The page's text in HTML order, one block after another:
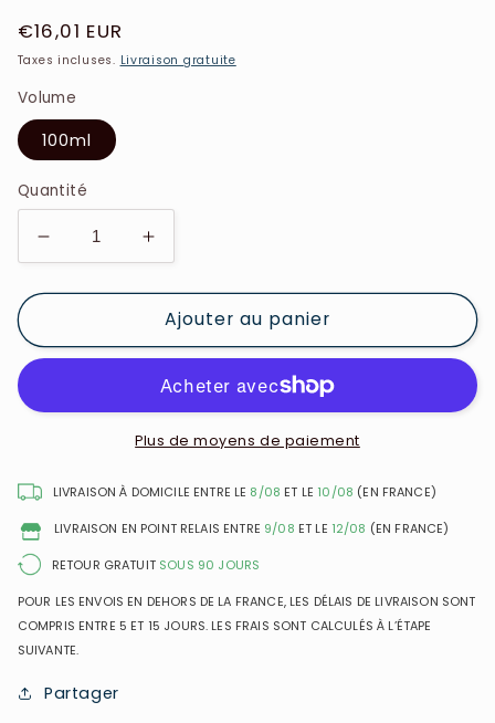
Prix
habituel
€16,01 EUR
Taxes incluses. Livraison gratuite
Volume
100ml
Quantité
Réduire
la
quantité
Pascal
Pure
Eau
Toilette
pour
Augmenter
la
quantité
de
Pascal
Pure
Essence
Eau
Toilette
pour
Ajouter au panier
Plus de moyens de paiement
LIVRAISON À DOMICILE ENTRE LE 8/08 ET LE 10/08 (EN FRANCE)
LIVRAISON EN POINT RELAIS ENTRE 9/08 ET LE 12/08 (EN FRANCE)
RETOUR GRATUIT SOUS 90 JOURS
POUR LES ENVOIS EN DEHORS DE LA FRANCE, LES DÉLAIS DE LIVRAISON SONT
COMPRIS ENTRE 5 ET 15 JOURS. LES FRAIS SONT CALCULÉS À L’ÉTAPE
SUIVANTE.
Partager